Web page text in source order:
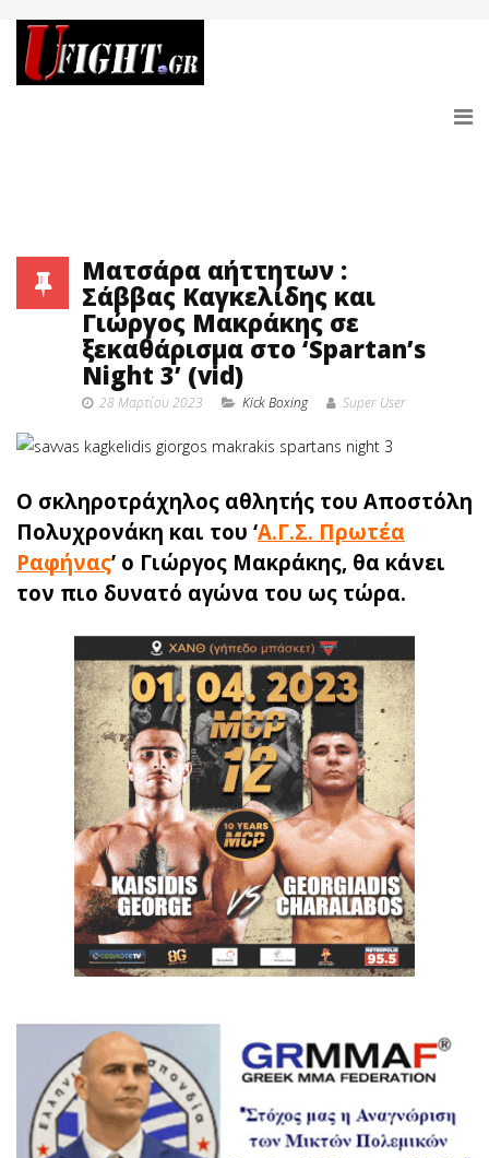
Ματσάρα αήττητων :
Σάββας Καγκελίδης και
Γιώργος Μακράκης σε
ξεκαθάρισμα στο ‘Spartan’s
Night 3’ (vid)
28 Μαρτίου 2023 Κick Boxing Super User
Ο σκληροτράχηλος αθλητής του Αποστόλη
Πολυχρονάκη και του ‘Α.Γ.Σ. Πρωτέα
Ραφήνας’ ο Γιώργος Μακράκης, θα κάνει
τον πιο δυνατό αγώνα του ως τώρα.